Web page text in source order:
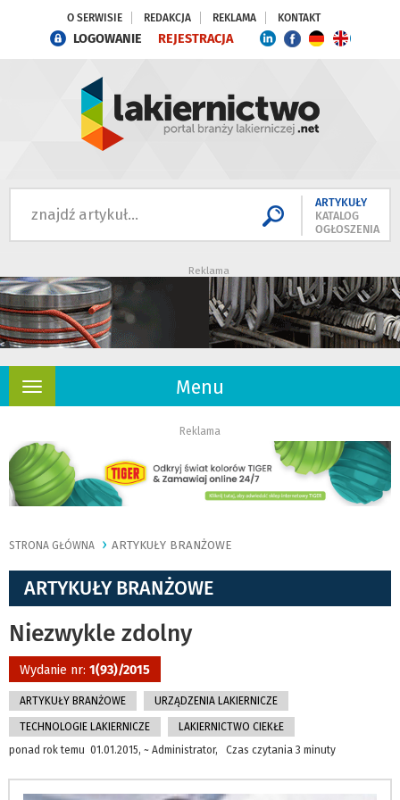
O SERWISIE REDAKCJA REKLAMA KONTAKT
LOGOWANIE REJESTRACJA
ARTYKUŁY
KATALOG
OGŁOSZENIA
Reklama
Menu
Rozwiń
Reklama
STRONA GŁÓWNA ARTYKUŁY BRANŻOWE
ARTYKUŁY BRANŻOWE
Niezwykle zdolny
Wydanie nr: 1(93)/2015
ARTYKUŁY BRANŻOWE URZĄDZENIA LAKIERNICZE
TECHNOLOGIE LAKIERNICZE
LAKIERNICTWO CIEKŁE
ponad rok temu 01.01.2015, ~ Administrator, Czas czytania 3 minuty